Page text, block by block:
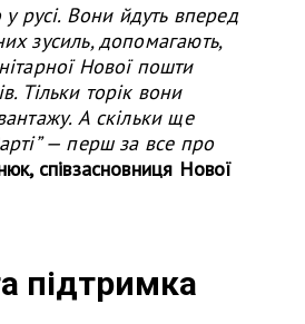
русі. Вони йдуть вперед
зусиль, допомагають,
Нової пошти
Тільки торік вони
А скільки ще
— перш за все про
співзасновниця Нової
підтримка